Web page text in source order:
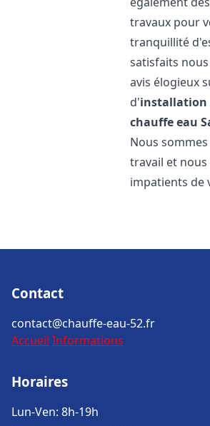
travaux pour
tranquillité
satisfaits
avis élogieux
d'installation
chauffe eau
Nous
travail et nous
impatients de
Contact
contact@chauffe-eau-52.fr
Accueil Informations
Horaires
Lun-Ven: 8h-19h